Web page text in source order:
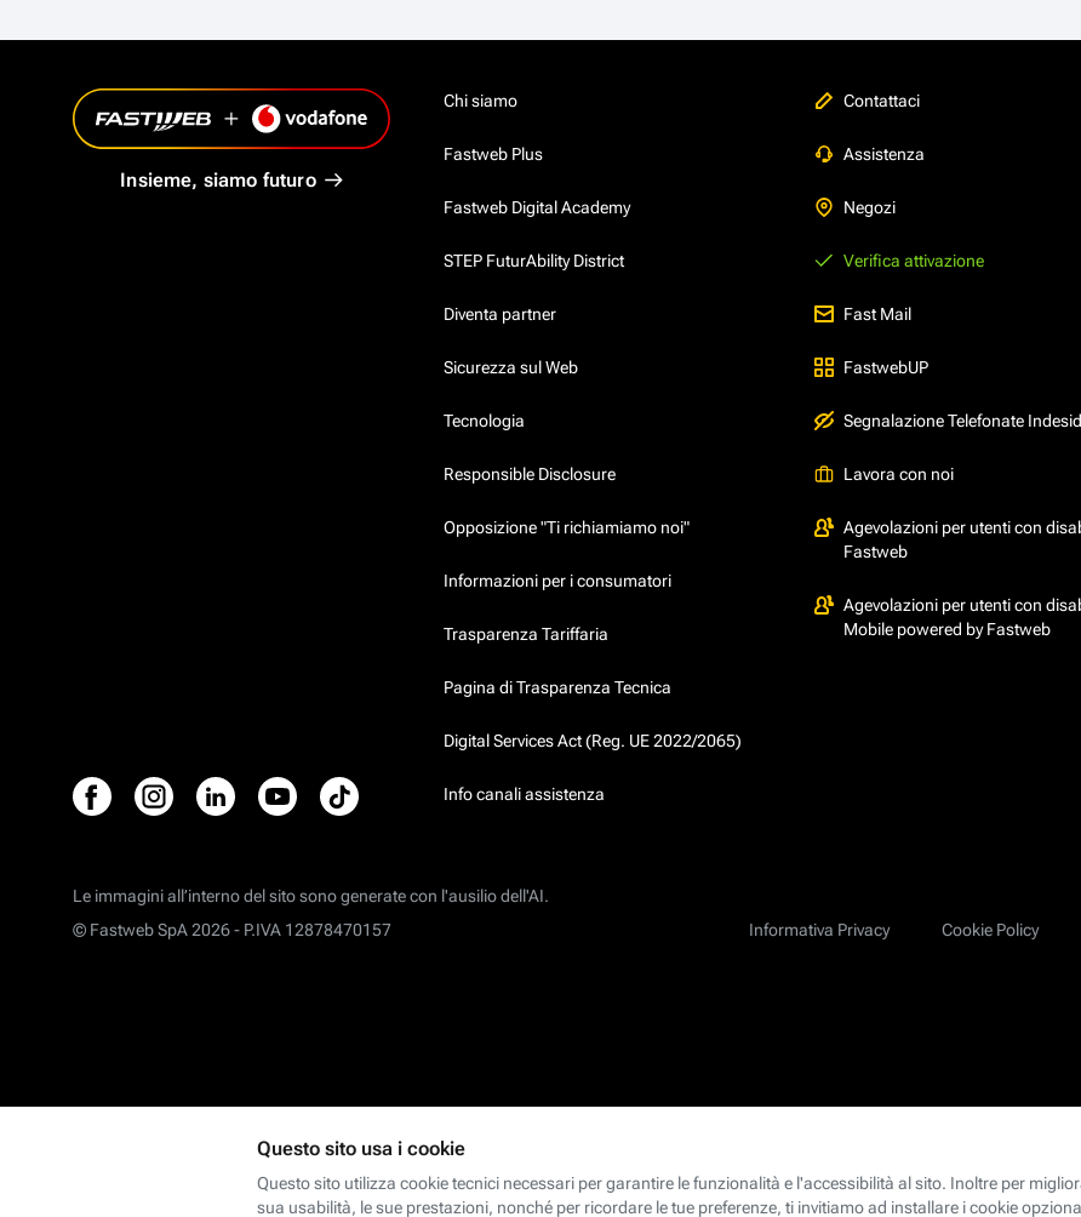
Insieme, siamo futuro
Chi siamo
Fastweb Plus
Fastweb Digital Academy
STEP FuturAbility District
Diventa partner
Sicurezza sul Web
Tecnologia
Responsible Disclosure
Opposizione "Ti richiamiamo noi"
Informazioni per i consumatori
Trasparenza Tariffaria
Pagina di Trasparenza Tecnica
Digital Services Act (Reg. UE 2022/2065)
Info canali assistenza
Contattaci
Assistenza
Negozi
Verifica attivazione
Fast Mail
FastwebUP
Segnalazione Telefonate
Lavora con noi
Agevolazioni per utenti con
Fastweb
Agevolazioni per utenti con
Mobile powered by Fastweb
Le immagini all’interno del sito sono generate con l'ausilio dell'AI.
Informativa Privacy
Cookie Policy
© Fastweb SpA 2026 - P.IVA 12878470157